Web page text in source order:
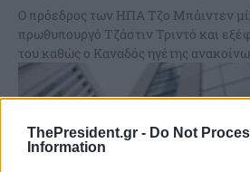
ThePresident.gr - Do Not
Information
Ο πρόεδρος των ΗΠΑ Τζο Μπάιντεν
πρωθυπουργό Τζάστιν Τριντό και
του καθώς ο Καναδός ηγέτης